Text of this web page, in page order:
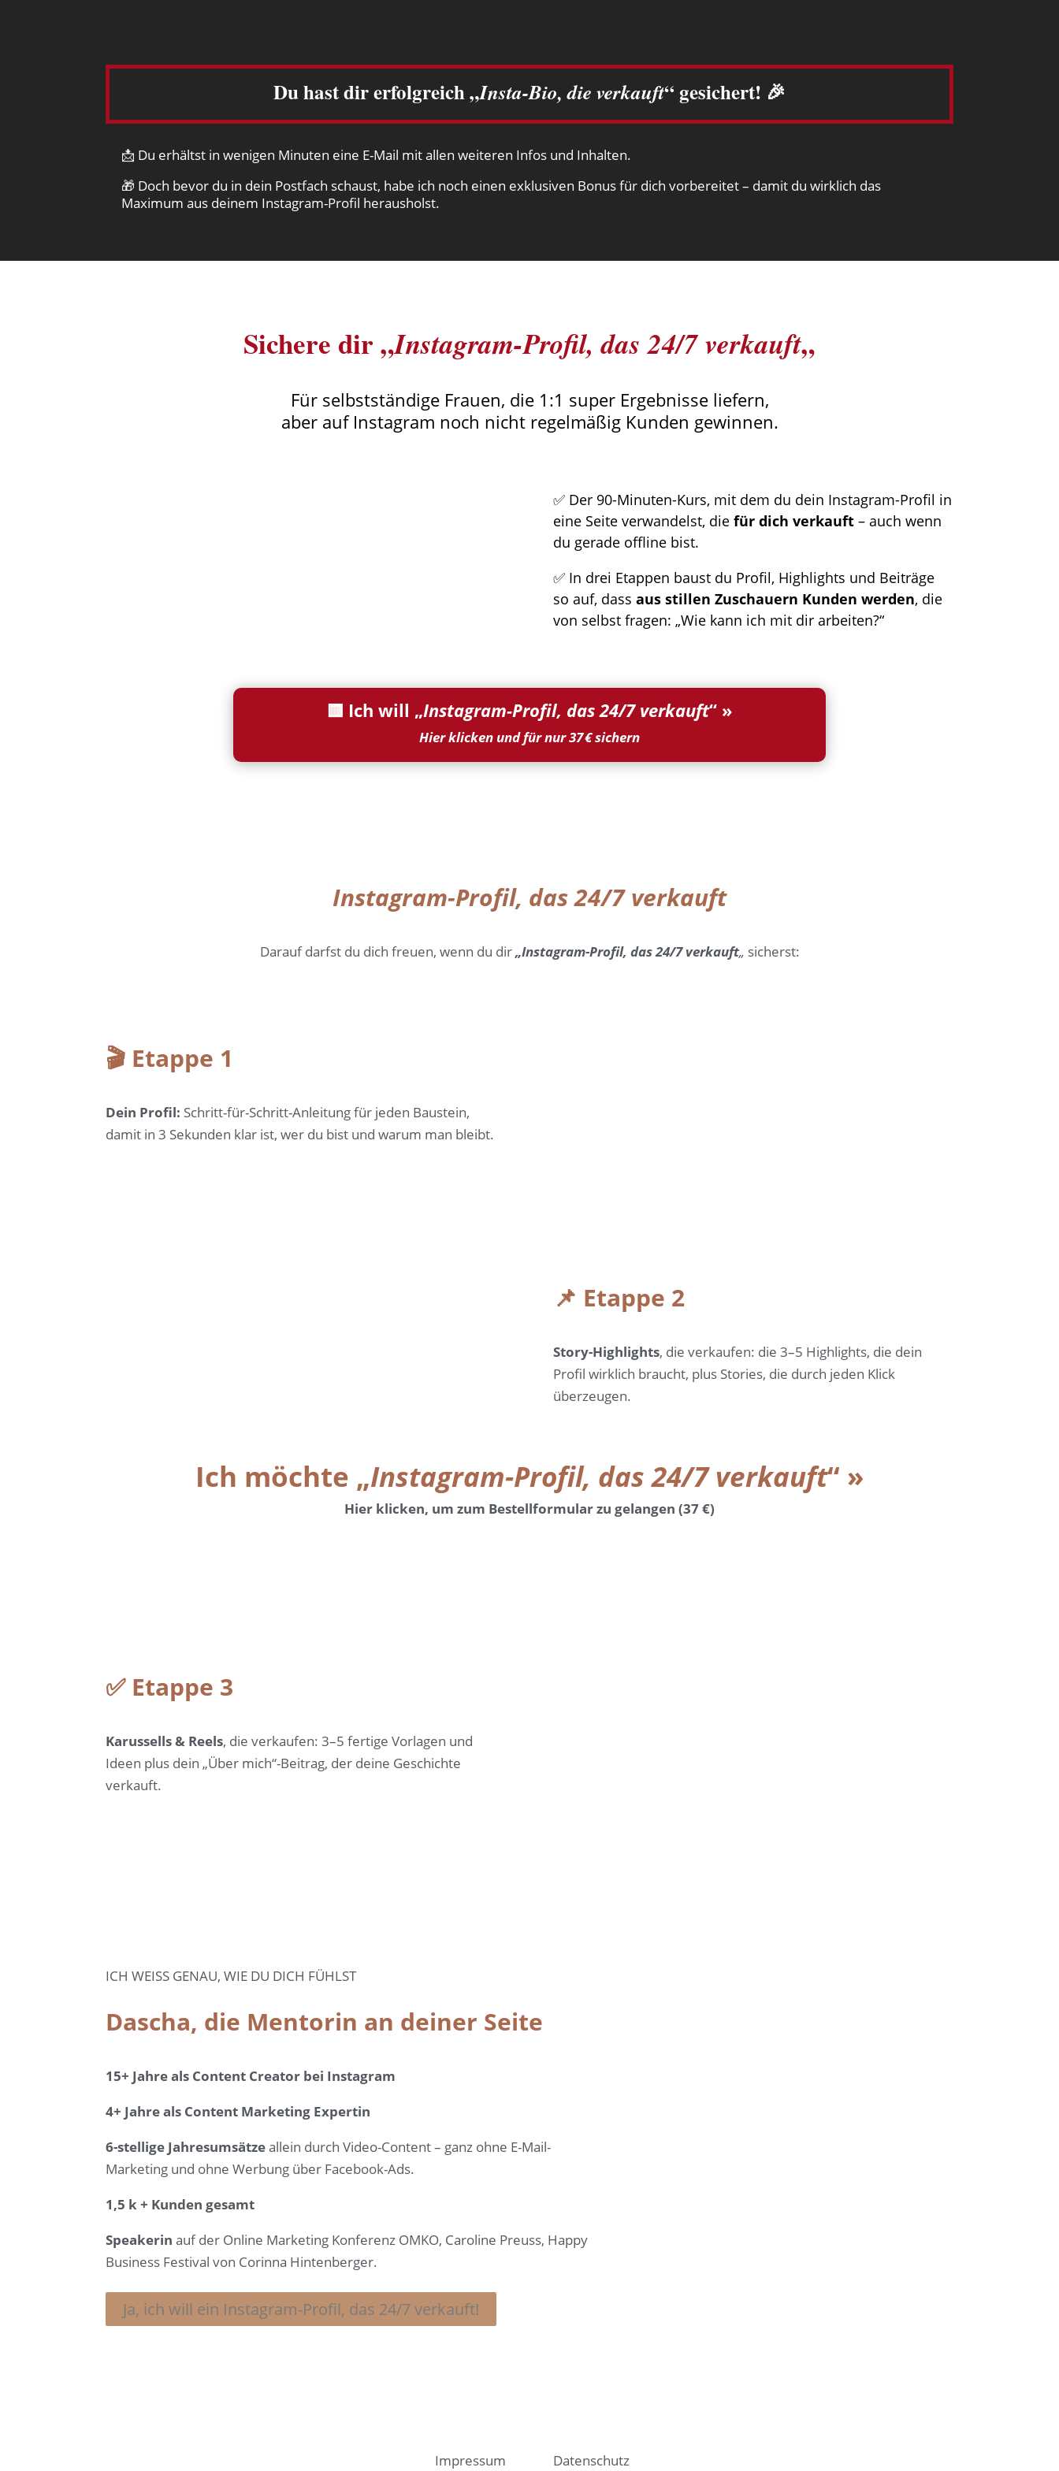
Du hast dir erfolgreich „Insta-Bio, die verkauft“ gesichert! 🎉
📩 Du erhältst in wenigen Minuten eine E-Mail mit allen weiteren Infos und Inhalten.
🎁 Doch bevor du in dein Postfach schaust, habe ich noch einen exklusiven Bonus für dich vorbereitet – damit du wirklich das
Maximum aus deinem Instagram-Profil herausholst.
Sichere dir „Instagram-Profil, das 24/7 verkauft„
Für selbstständige Frauen, die 1:1 super Ergebnisse liefern,
aber auf Instagram noch nicht regelmäßig Kunden gewinnen.
✅ Der 90-Minuten-Kurs, mit dem du dein Instagram-Profil in
eine Seite verwandelst, die für dich verkauft– auch wenn
du gerade offline bist.
✅ In drei Etappen baust du Profil, Highlights und Beiträge
so auf, dass aus stillen Zuschauern Kunden werden, die
von selbst fragen: „Wie kann ich mit dir arbeiten?“
🟨 Ich will „Instagram-Profil, das 24/7 verkauft“ »
Hier klicken und für nur 37 € sichern
Instagram-Profil, das 24/7 verkauft
Darauf darfst du dich freuen, wenn du dir„Instagram-Profil, das 24/7 verkauft„ sicherst:
🎬 Etappe 1
Dein Profil: Schritt-für-Schritt-Anleitung für jeden Baustein,
damit in 3 Sekunden klar ist, wer du bist und warum man bleibt.
📌 Etappe 2
Story-Highlights, die verkaufen: die 3–5 Highlights, die dein
Profil wirklich braucht, plus Stories, die durch jeden Klick
überzeugen.
Ich möchte „Instagram-Profil, das 24/7 verkauft“ »
Hier klicken, um zum Bestellformular zu gelangen (37 €)
✅ Etappe 3
Karussells & Reels, die verkaufen: 3–5 fertige Vorlagen und
Ideen plus dein „Über mich“-Beitrag, der deine Geschichte
verkauft.
ICH WEISS GENAU, WIE DU DICH FÜHLST
Dascha, die Mentorin an deiner Seite
15+ Jahre als Content Creator bei Instagram
4+ Jahre als Content Marketing Expertin
6-stellige Jahresumsätzeallein durch Video-Content – ganz ohne E-Mail-
Marketing und ohne Werbung über Facebook-Ads.
1,5 k + Kunden gesamt
Speakerin auf der Online Marketing Konferenz OMKO, Caroline Preuss, Happy
Business Festival von Corinna Hintenberger.
Ja, ich will ein Instagram-Profil, das 24/7 verkauft!
Impressum Datenschutz